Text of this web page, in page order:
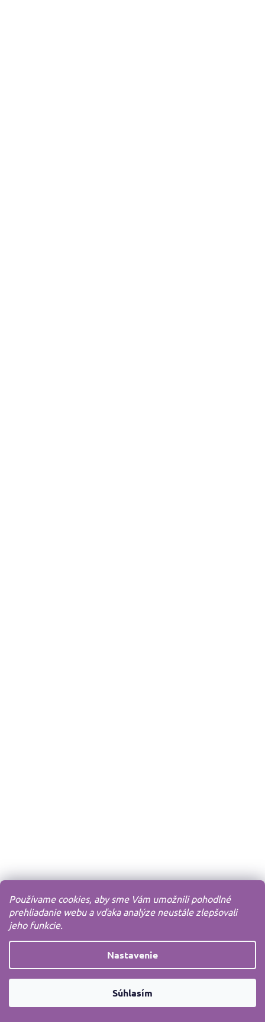
Používame cookies, aby sme Vám umožnili pohodlné
prehliadanie webu a vďaka analýze neustále zlepšovali
jeho funkcie.
Nastavenie
Súhlasím